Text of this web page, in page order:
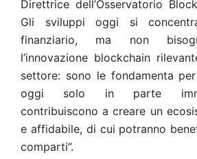
Direttrice dell’Osservatorio
Gli sviluppi oggi si
finanziario, ma non
l’innovazione blockchain
settore: sono le fondamenta
oggi solo in parte
contribuiscono a creare un
e affidabile, di cui potranno
comparti”.